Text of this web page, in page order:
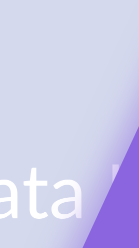
!